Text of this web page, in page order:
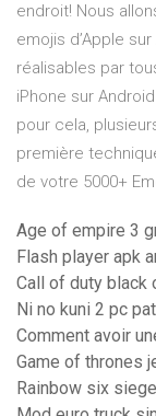
endroit! Nous
emojis d’Apple
réalisables par
iPhone sur
pour cela,
première
de votre ‎5000+
Age of empire 3
Flash player apk
Call of duty black
Ni no kuni 2 pc
Comment avoir
Game of thrones
Rainbow six